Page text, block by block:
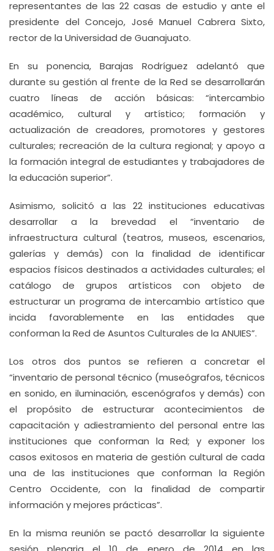
representantes de las 22 casas de estudio y ante el
presidente del Concejo, José Manuel Cabrera Sixto,
rector de la Universidad de Guanajuato.
En su ponencia, Barajas Rodríguez adelantó que
durante su gestión al frente de la Red se desarrollarán
cuatro líneas de acción básicas: “intercambio
académico, cultural y artístico; formación y
actualización de creadores, promotores y gestores
culturales; recreación de la cultura regional; y apoyo a
la formación integral de estudiantes y trabajadores de
la educación superior”.
Asimismo, solicitó a las 22 instituciones educativas
desarrollar a la brevedad el “inventario de
infraestructura cultural (teatros, museos, escenarios,
galerías y demás) con la finalidad de identificar
espacios físicos destinados a actividades culturales; el
catálogo de grupos artísticos con objeto de
estructurar un programa de intercambio artístico que
incida favorablemente en las entidades que
conforman la Red de Asuntos Culturales de la ANUIES”.
Los otros dos puntos se refieren a concretar el
“inventario de personal técnico (museógrafos, técnicos
en sonido, en iluminación, escenógrafos y demás) con
el propósito de estructurar acontecimientos de
capacitación y adiestramiento del personal entre las
instituciones que conforman la Red; y exponer los
casos exitosos en materia de gestión cultural de cada
una de las instituciones que conforman la Región
Centro Occidente, con la finalidad de compartir
información y mejores prácticas”.
En la misma reunión se pactó desarrollar la siguiente